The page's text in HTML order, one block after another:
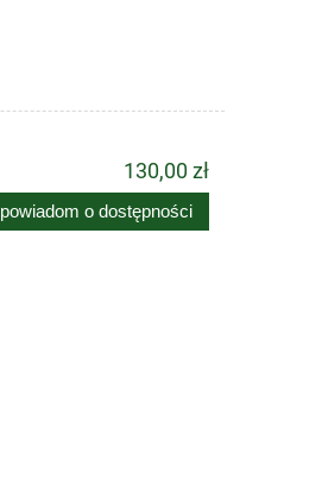
130,00 zł
powiadom o dostępności